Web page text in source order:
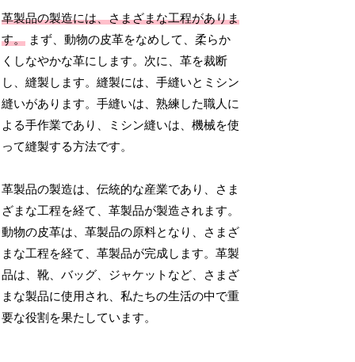
革製品の製造には、さまざまな工程がありま
す。 まず、動物の皮革をなめして、柔らか
くしなやかな革にします。次に、革を裁断
し、縫製します。縫製には、手縫いとミシン
縫いがあります。手縫いは、熟練した職人に
よる手作業であり、ミシン縫いは、機械を使
って縫製する方法です。
革製品の製造は、伝統的な産業であり、さま
ざまな工程を経て、革製品が製造されます。
動物の皮革は、革製品の原料となり、さまざ
まな工程を経て、革製品が完成します。革製
品は、靴、バッグ、ジャケットなど、さまざ
まな製品に使用され、私たちの生活の中で重
要な役割を果たしています。